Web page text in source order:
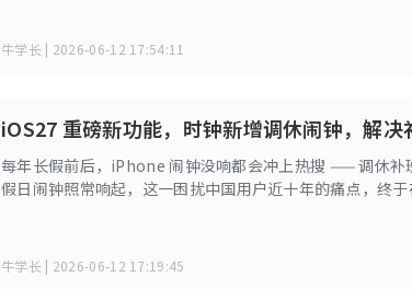
牛学长 | 2026-06-12 17:54:11
iOS27 重磅新功能，时钟新增调休闹钟，解决
每年长假前后，iPhone 闹钟没响都会冲上热搜 —— 调休补
假日闹钟照常响起，这一困扰中国用户近十年的痛点，终于
牛学长 | 2026-06-12 17:19:45